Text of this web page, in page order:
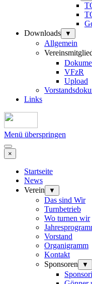
Downloads
▼
Allgemein
VFzR
Upload
Links
Menü überspringen
×
Startseite
News
Verein
▼
Das sind Wir
Turnbetrieb
Wo turnen wir
Vorstand
Organigramm
Kontakt
Sponsoren
▼